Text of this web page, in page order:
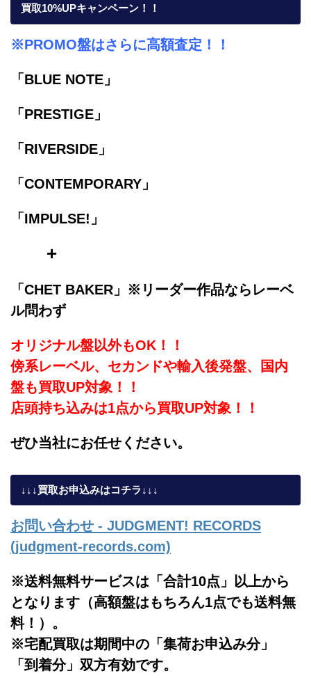
買取10%UPキャンペーン！！
※PROMO盤はさらに高額査定！！
「BLUE NOTE」
「PRESTIGE」
「RIVERSIDE」
「CONTEMPORARY」
「IMPULSE!」
+
「CHET BAKER」※リーダー作品なら レーベ
ル問わず
オリジナル盤以外もOK！！
傍系レーベル、セカンドや輸入後発盤、国内
盤も買取UP対象！！
店頭持ち込みは1点から買取UP対象！！
ぜひ当社にお任せください。
↓↓↓買取お申込みはコチラ↓↓↓
お問い合わせ - JUDGMENT! RECORDS
(judgment-records.com)
※送料無料サービスは「合計10点」以上から
となります（高額盤はもちろん1点でも送料無
料！）。
※宅配買取は期間中の「集荷お申込み分」
「到着分」双方有効です。